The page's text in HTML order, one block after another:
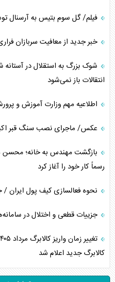
فیلم/ گل سوم بتیس به آرسنال
خبر جدید از معافیت سربازان فراری
شوک بزرگ به استقلال در
انتقالات باز نمی‌شود
اطلاعیه مهم وزارت آموزش و
عکس/ ماجرای نصب سنگ قبر
بازگشت مهندس به خانه؛ محسن
رسماً کار خود را آغاز کرد
نحوه فعالسازی کیف پول ایران /
جزییات قطعی و اختلال در
کالابرگ جدید اعلام شد